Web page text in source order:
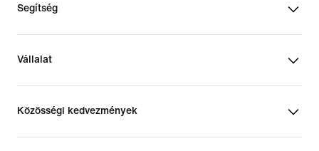
Segítség
Vállalat
Közösségi kedvezmények